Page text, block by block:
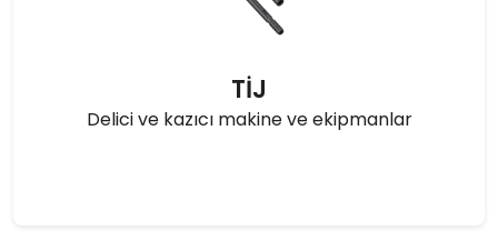
TİJ
Delici ve kazıcı makine ve ekipmanlar